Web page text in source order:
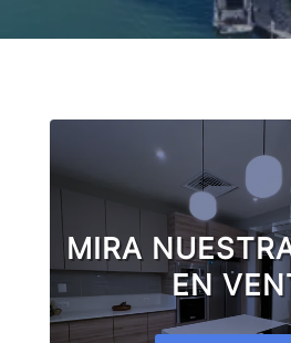
MIRA
EN